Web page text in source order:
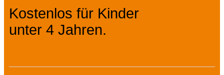
Kostenlos für Kinder
unter 4 Jahren.